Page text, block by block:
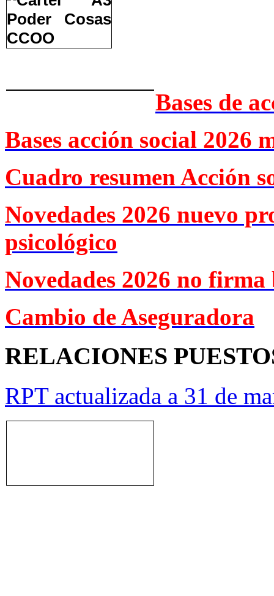
Bases de
Bases acción social 2026
Cuadro resumen Acción
Novedades 2026 nuevo
psicológico
Novedades 2026 no firma
Cambio de Aseguradora
RELACIONES
RPT actualizada a 31 de